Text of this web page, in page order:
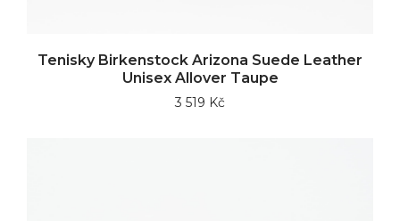
Tenisky Birkenstock Arizona Suede Leather
Unisex Allover Taupe
3 519 Kč